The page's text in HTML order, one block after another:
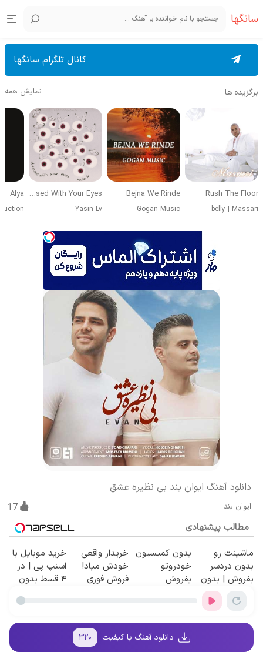
سانگها
کانال تلگرام سانگها
برگزیده ها نمایش همه
Rush The Floor
belly | Massari
Bejna We Rinde
Gogan Music
Obsessed With Your Eyes
Yasin Lv
Alya
دانلود آهنگ ایوان بند بی نظیره عشق
ایوان بند 17
مطالب پیشنهادی
ماشینت رو
بدون دردسر
بفروش | بدون
کمسیون 😍
بدون کمیسیون
خودروتو
بفروش
خریدار واقعی
خودش میاد!
فروش فوری
خرید موبایل با
اسنپ پی | در
۴ قسط بدون
دانلود آهنگ با کیفیت ۳۲۰